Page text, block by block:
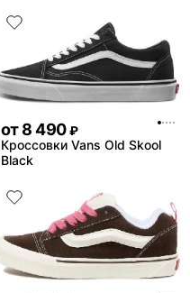
от8 490 ₽
Кроссовки Vans Old Skool
Black